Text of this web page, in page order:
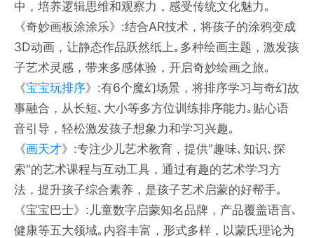
中，培养逻辑思维和观察力，感受传统文化魅力｡
《奇妙画板涂涂乐》:结合AR技术，将孩子的涂鸦变成
3D动画，让静态作品跃然纸上｡多种绘画主题，激发孩
子艺术灵感，带来多感体验，开启奇妙绘画之旅｡
《宝宝玩排序》:有6个魔幻场景，将排序学习与奇幻故
事融合，从长短､大小等多方位训练排序能力｡贴心语
音引导，轻松激发孩子想象力和学习兴趣｡
《画天才》:专注少儿艺术教育，提供"趣味､知识､探
索"的艺术课程与互动工具，通过有趣的艺术学习方
法，提升孩子综合素养，是孩子艺术启蒙的好帮手｡
《宝宝巴士》:儿童数字启蒙知名品牌，产品覆盖语言､
健康等五大领域｡内容丰富，形式多样，以蒙氏理论为